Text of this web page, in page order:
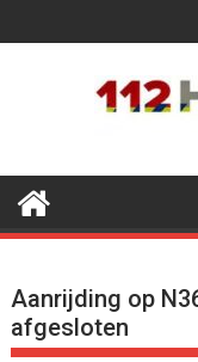
naar
Aanrijding op
afgesloten